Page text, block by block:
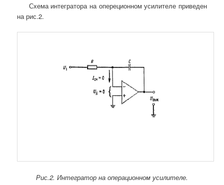
Схема интегратора на опереционном усилителе приведен
на рис.2.
Рис.2. Интегратор на операционном усилителе.